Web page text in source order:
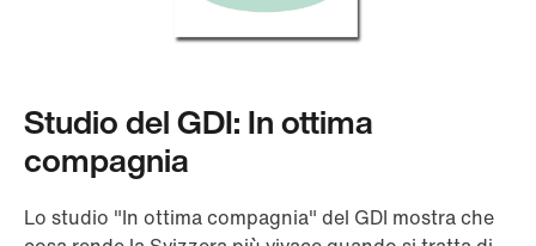
Studio del GDI: In ottima
compagnia
Lo studio "In ottima compagnia" del GDI mostra che